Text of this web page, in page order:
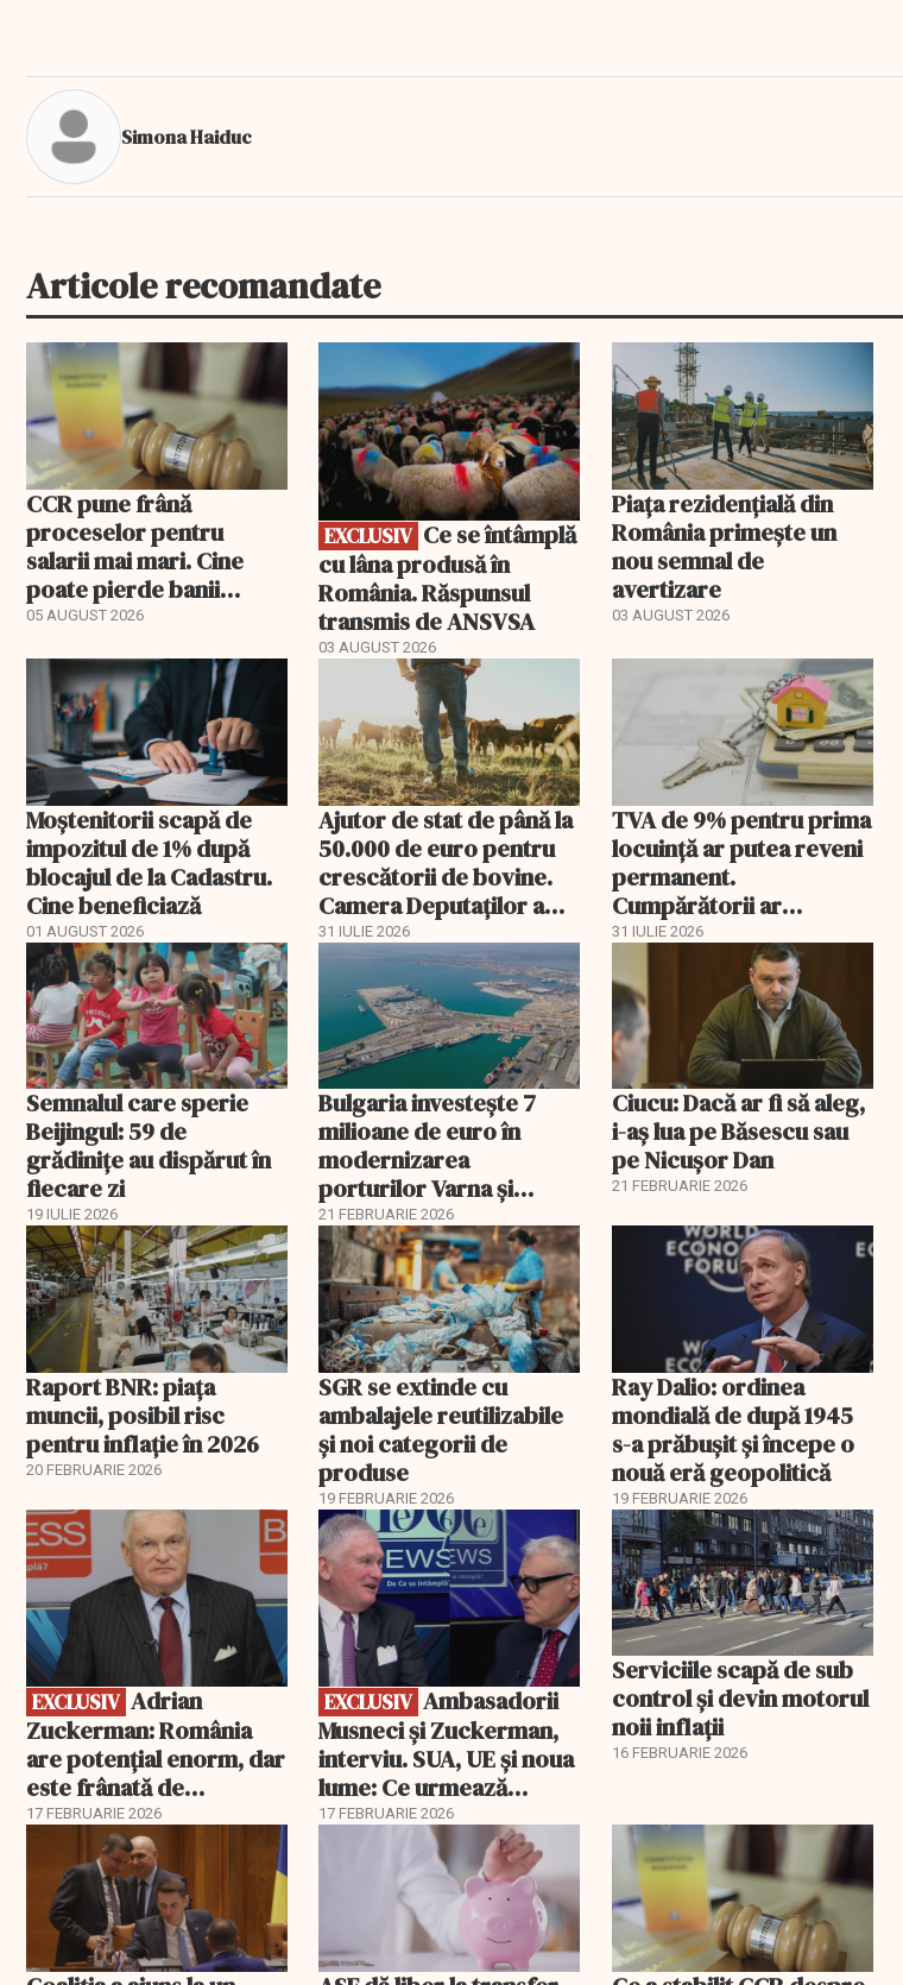
Simona Haiduc
Articole recomandate
CCR pune frână
proceselor pentru
salarii mai mari. Cine
poate pierde banii
ceruți statului
05 AUGUST 2026
EXCLUSIV
EXCLUSIV
cu lâna produsă în
România. Răspunsul
transmis de ANSVSA
03 AUGUST 2026
Piața rezidențială din
România primește un
nou semnal de
avertizare
03 AUGUST 2026
Moștenitorii scapă de
impozitul de 1% după
blocajul de la Cadastru.
Cine beneficiază
01 AUGUST 2026
Ajutor de stat de până la
50.000 de euro pentru
crescătorii de bovine.
Camera Deputaților a
aprobat schema
31 IULIE 2026
TVA de 9% pentru prima
locuință ar putea reveni
permanent.
Cumpărătorii ar
economisi zeci de mii de
31 IULIE 2026
Semnalul care sperie
Beijingul: 59 de
grădinițe au dispărut în
fiecare zi
19 IULIE 2026
Bulgaria investește 7
milioane de euro în
modernizarea
porturilor Varna și
Burgas
21 FEBRUARIE 2026
Ciucu: Dacă ar fi să aleg,
i-aș lua pe Băsescu sau
pe Nicușor Dan
21 FEBRUARIE 2026
Raport BNR: piața
muncii, posibil risc
pentru inflație în 2026
20 FEBRUARIE 2026
SGR se extinde cu
ambalajele reutilizabile
și noi categorii de
produse
19 FEBRUARIE 2026
Ray Dalio: ordinea
mondială de după 1945
s-a prăbușit și începe o
nouă eră geopolitică
19 FEBRUARIE 2026
EXCLUSIV
EXCLUSIV
Zuckerman: România
are potențial enorm, dar
este frânată de
corupție, companii de
stat și influența
propagandei ruse
17 FEBRUARIE 2026
EXCLUSIV
EXCLUSIV Ambasadorii
Musneci și Zuckerman,
interviu. SUA, UE și noua
lume: Ce urmează
pentru România
17 FEBRUARIE 2026
Serviciile scapă de sub
control și devin motorul
noii inflații
16 FEBRUARIE 2026